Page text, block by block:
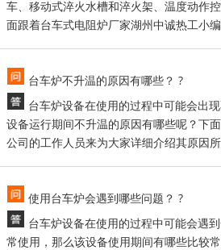
车、移动式淬火水槽和淬火架、温度动作
面跟着台车式电阻炉厂家湖州中诚热工小
台车炉不升温的原因有哪些？ ?
台车炉设备在使用的过程中可能会出
设备运行期间不升温的原因有哪些呢？下
公司的工作人员来为大家详细介绍其原因所
使用台车炉会遇到哪些问题？ ?
台车炉设备在使用的过程中可能会遇
常使用，那么该设备使用期间有哪些比较